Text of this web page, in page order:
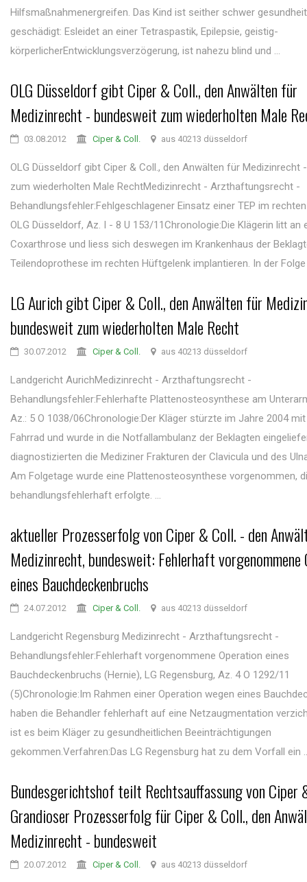
Hilfsmaßnahmenergreifen. Das Kind ist seither schwer
geschädigt: Esleidet an einer Tetraspastik, Epilepsie, geistig-
körperlicherEntwicklungsverzögerung, ist nahezu blind und ...
OLG Düsseldorf gibt Ciper & Coll., den Anwälten für
Medizinrecht - bundesweit zum wiederholten Male
03.08.2012 Ciper & Coll. aus 40213 düsseldorf
OLG Düsseldorf gibt Ciper & Coll., den Anwälten für Medizinrecht
zum wiederholten Male RechtMedizinrecht - Arzthaftungsrecht -
Behandlungsfehler:Fehlgeschlagener Einsatz einer TEP im
OLG Düsseldorf, Az. I - 8 U 153/11Chronologie:Die Klägerin litt an
Coxarthrose und liess sich deswegen im Krankenhaus der
Teilendoprothese im rechten Hüftgelenk implantieren. In der
LG Aurich gibt Ciper & Coll., den Anwälten für
bundesweit zum wiederholten Male Recht
30.07.2012 Ciper & Coll. aus 40213 düsseldorf
Landgericht AurichMedizinrecht - Arzthaftungsrecht -
Behandlungsfehler:Fehlerhafte Plattenosteosynthese am
Az.: 5 O 1038/06Chronologie:Der Kläger stürzte im Jahre 2004
Fahrrad und wurde in die Notfallambulanz der Beklagten
diagnostizierten die Mediziner Frakturen der Clavicula und des
Am Folgetage wurde eine Plattenosteosynthese vorgenommen,
behandlungsfehlerhaft erfolgte. ...
aktueller Prozesserfolg von Ciper & Coll. - den
Medizinrecht, bundesweit: Fehlerhaft vorgenommene
eines Bauchdeckenbruchs
24.07.2012 Ciper & Coll. aus 40213 düsseldorf
Landgericht Regensburg Medizinrecht - Arzthaftungsrecht -
Behandlungsfehler:Fehlerhaft vorgenommene Operation eines
Bauchdeckenbruchs (Hernie), LG Regensburg, Az. 4 O 1292/11
(5)Chronologie:Im Rahmen einer Operation wegen eines
haben die Behandler fehlerhaft auf eine Netzaugmentation
ist es beim Kläger zu gesundheitlichen Beeinträchtigungen
gekommen.Verfahren:Das LG Regensburg hat zu dem Vorfall ein
Bundesgerichtshof teilt Rechtsauffassung von Ciper
Grandioser Prozesserfolg für Ciper & Coll., den
Medizinrecht - bundesweit
20.07.2012 Ciper & Coll. aus 40213 düsseldorf